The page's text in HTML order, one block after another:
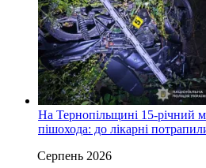
На Тернопільщині 15-річний
пішохода: до лікарні
Серпень 2026